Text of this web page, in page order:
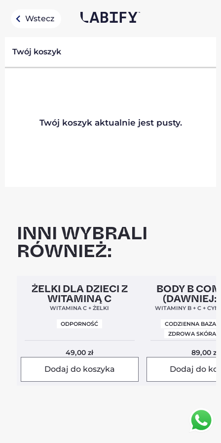
Wstecz
Twój koszyk
Twój koszyk aktualnie jest pusty.
INNI WYBRALI
RÓWNIEŻ:
Clean Label 5,0
ŻELKI DLA DZIECI Z
WITAMINĄ C
WITAMINA C + ŻELKI
ODPORNOŚĆ
49,00zł
Dodaj do koszyka
Clean Label Nowa
BODY B
(DAWNIEJ:
WITAMINY B + C +
CODZIENNA BAZA
ZDROWA SKÓRA I
89,00zł
Dodaj do